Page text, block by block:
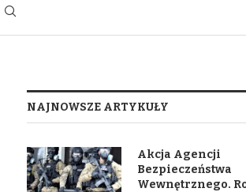
NAJNOWSZE ARTYKUŁY
Akcja Agencji
Bezpieczeństwa
Wewnętrznego.